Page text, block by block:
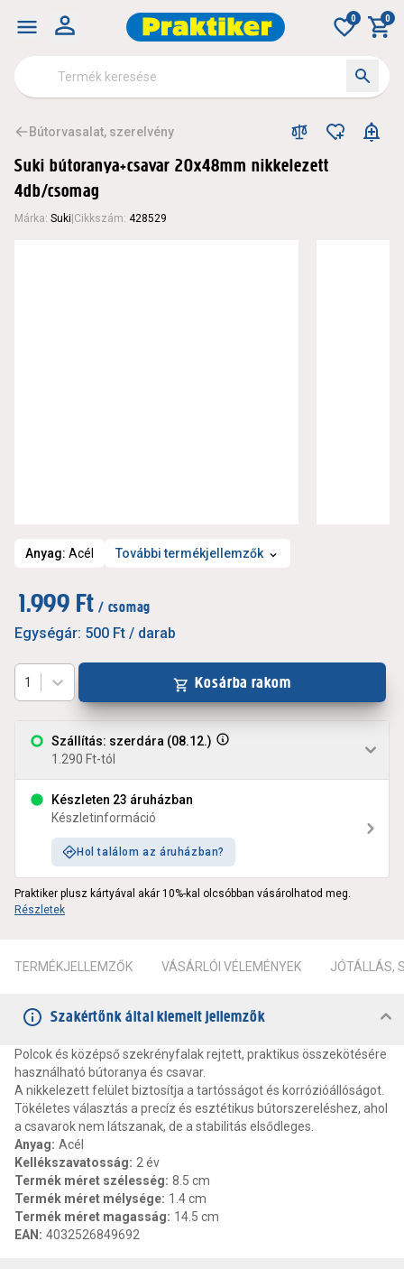
0 0
Bútorvasalat, szerelvény
Suki bútoranya+csavar 20x48mm nikkelezett
4db/csomag
Márka: Suki Cikkszám: 428529
Anyag: Acél További termékjellemzők
1.999 Ft / csomag
Egységár: 500 Ft / darab
Szállítás: szerdára (08.12.)
1.290 Ft-tól
Készleten 23 áruházban
Készletinformáció
Hol találom az áruházban?
1 Kosárba rakom
Praktiker plusz kártyával akár 10%-kal olcsóbban vásárolhatod meg.
Részletek
TERMÉKJELLEMZŐK VÁSÁRLÓI VÉLEMÉNYEK JÓTÁLLÁS,
Szakértőnk által kiemelt jellemzők
Polcok és középső szekrényfalak rejtett, praktikus összekötésére
használható bútoranya és csavar.
A nikkelezett felület biztosítja a tartósságot és korrózióállóságot.
Tökéletes választás a precíz és esztétikus bútorszereléshez, ahol
a csavarok nem látszanak, de a stabilitás elsődleges.
Anyag: Acél
Kellékszavatosság: 2 év
Termék méret szélesség: 8.5 cm
Termék méret mélysége: 1.4 cm
Termék méret magasság: 14.5 cm
EAN : 4032526849692